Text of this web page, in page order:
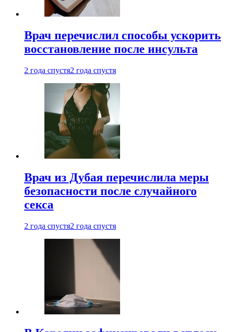
Врач перечислил способы ускорить
восстановление после инсульта
2 года спустя2 года спустя
Врач из Дубая перечислила меры
безопасности после случайного
секса
2 года спустя2 года спустя